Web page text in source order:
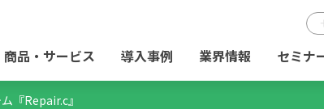
商品・サービス 導入事例 業界情報 セミナ
『Repair.c』